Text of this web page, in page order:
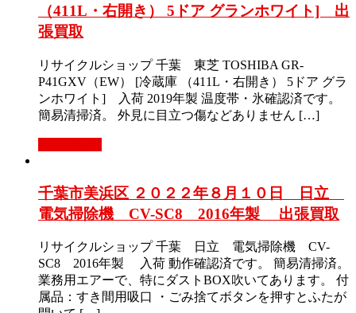
（411L・右開き） 5ドア グランホワイト] 出
張買取
リサイクルショップ 千葉 東芝 TOSHIBA GR-
P41GXV（EW） [冷蔵庫 （411L・右開き） 5ドア グラ
ンホワイト] 入荷 2019年製 温度帯・氷確認済です。
簡易清掃済。 外見に目立つ傷などありません […]
千葉市美浜区 ２０２２年８月１０日 日立
電気掃除機 CV-SC8 2016年製 出張買取
リサイクルショップ 千葉 日立 電気掃除機 CV-
SC8 2016年製 入荷 動作確認済です。 簡易清掃済。
業務用エアーで、特にダストBOX吹いてあります。 付
属品：すき間用吸口 ・ごみ捨てボタンを押すとふたが